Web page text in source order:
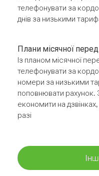
телефонувати за
днів за низькими
Плани місячної
Із планом місячної
телефонувати за
номери за низькими
поповнювати
економити на
разі